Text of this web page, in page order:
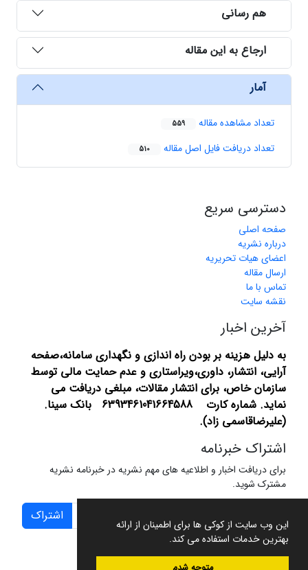
این وب سایت از کوکی ها برای اطمینان از ارائه
بهترین خدمات استفاده می کند.
هم رسانی
ارجاع به این مقاله
آمار
تعداد مشاهده مقاله 559
تعداد دریافت فایل اصل مقاله 510
دسترسی سریع
صفحه اصلی
درباره نشریه
اعضای هیات تحریریه
ارسال مقاله
تماس با ما
نقشه سایت
آخرین اخبار
به دلیل هزینه بر بودن راه اندازی و نگهداری سامانه،صفحه
آرایی، انتشار، داوری،ویراستاری و عدم حمایت مالی توسط
سازمان خاص، برای انتشار مقالات، مبلغی دریافت می
نماید.
شماره کارت 6393461041664588 بانک سینا.
(علیرضاقاسمی زاد).
اشتراک خبرنامه
برای دریافت اخبار و اطلاعیه های مهم نشریه در خبرنامه نشریه
مشترک شوید.
اشتراک